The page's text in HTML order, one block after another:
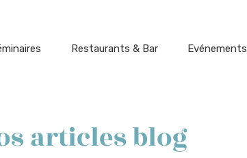
Restaurants & Bar Evénements
articles blog